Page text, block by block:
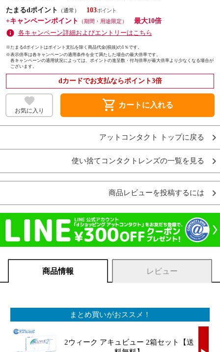
たまるdポイント
（通常）
103
+キャンペーンポイント
（期間・用途限定）
最大10倍
各キャンペーン詳細およびエントリーはこちら
※たまるdポイントはポイント支払を除く商品代金(税抜)の1％です。
※表示倍率は各キャンペーンの適用条件を全て満たした場合の最大倍率です。
各キャンペーンの適用状況によっては、ポイントの進呈数・付与倍率が最大倍率より少なくなる場合が
ございます。
dカードでお支払ならポイント3倍
お気に入り shopping_cart カートに入れる
アットコンタクト トップに戻る
使い捨てコンタクトレンズの一覧を見る
商品レビューを投稿するには
商品情報 レビュー
まとめ買いがおススメ！
2ウィーク アキュビュー 2箱セット【送